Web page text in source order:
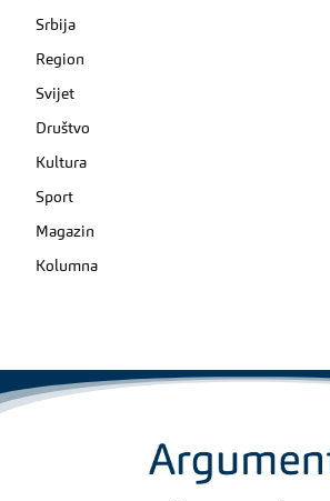
Srbija
Region
Svijet
Društvo
Kultura
Sport
Magazin
Kolumna